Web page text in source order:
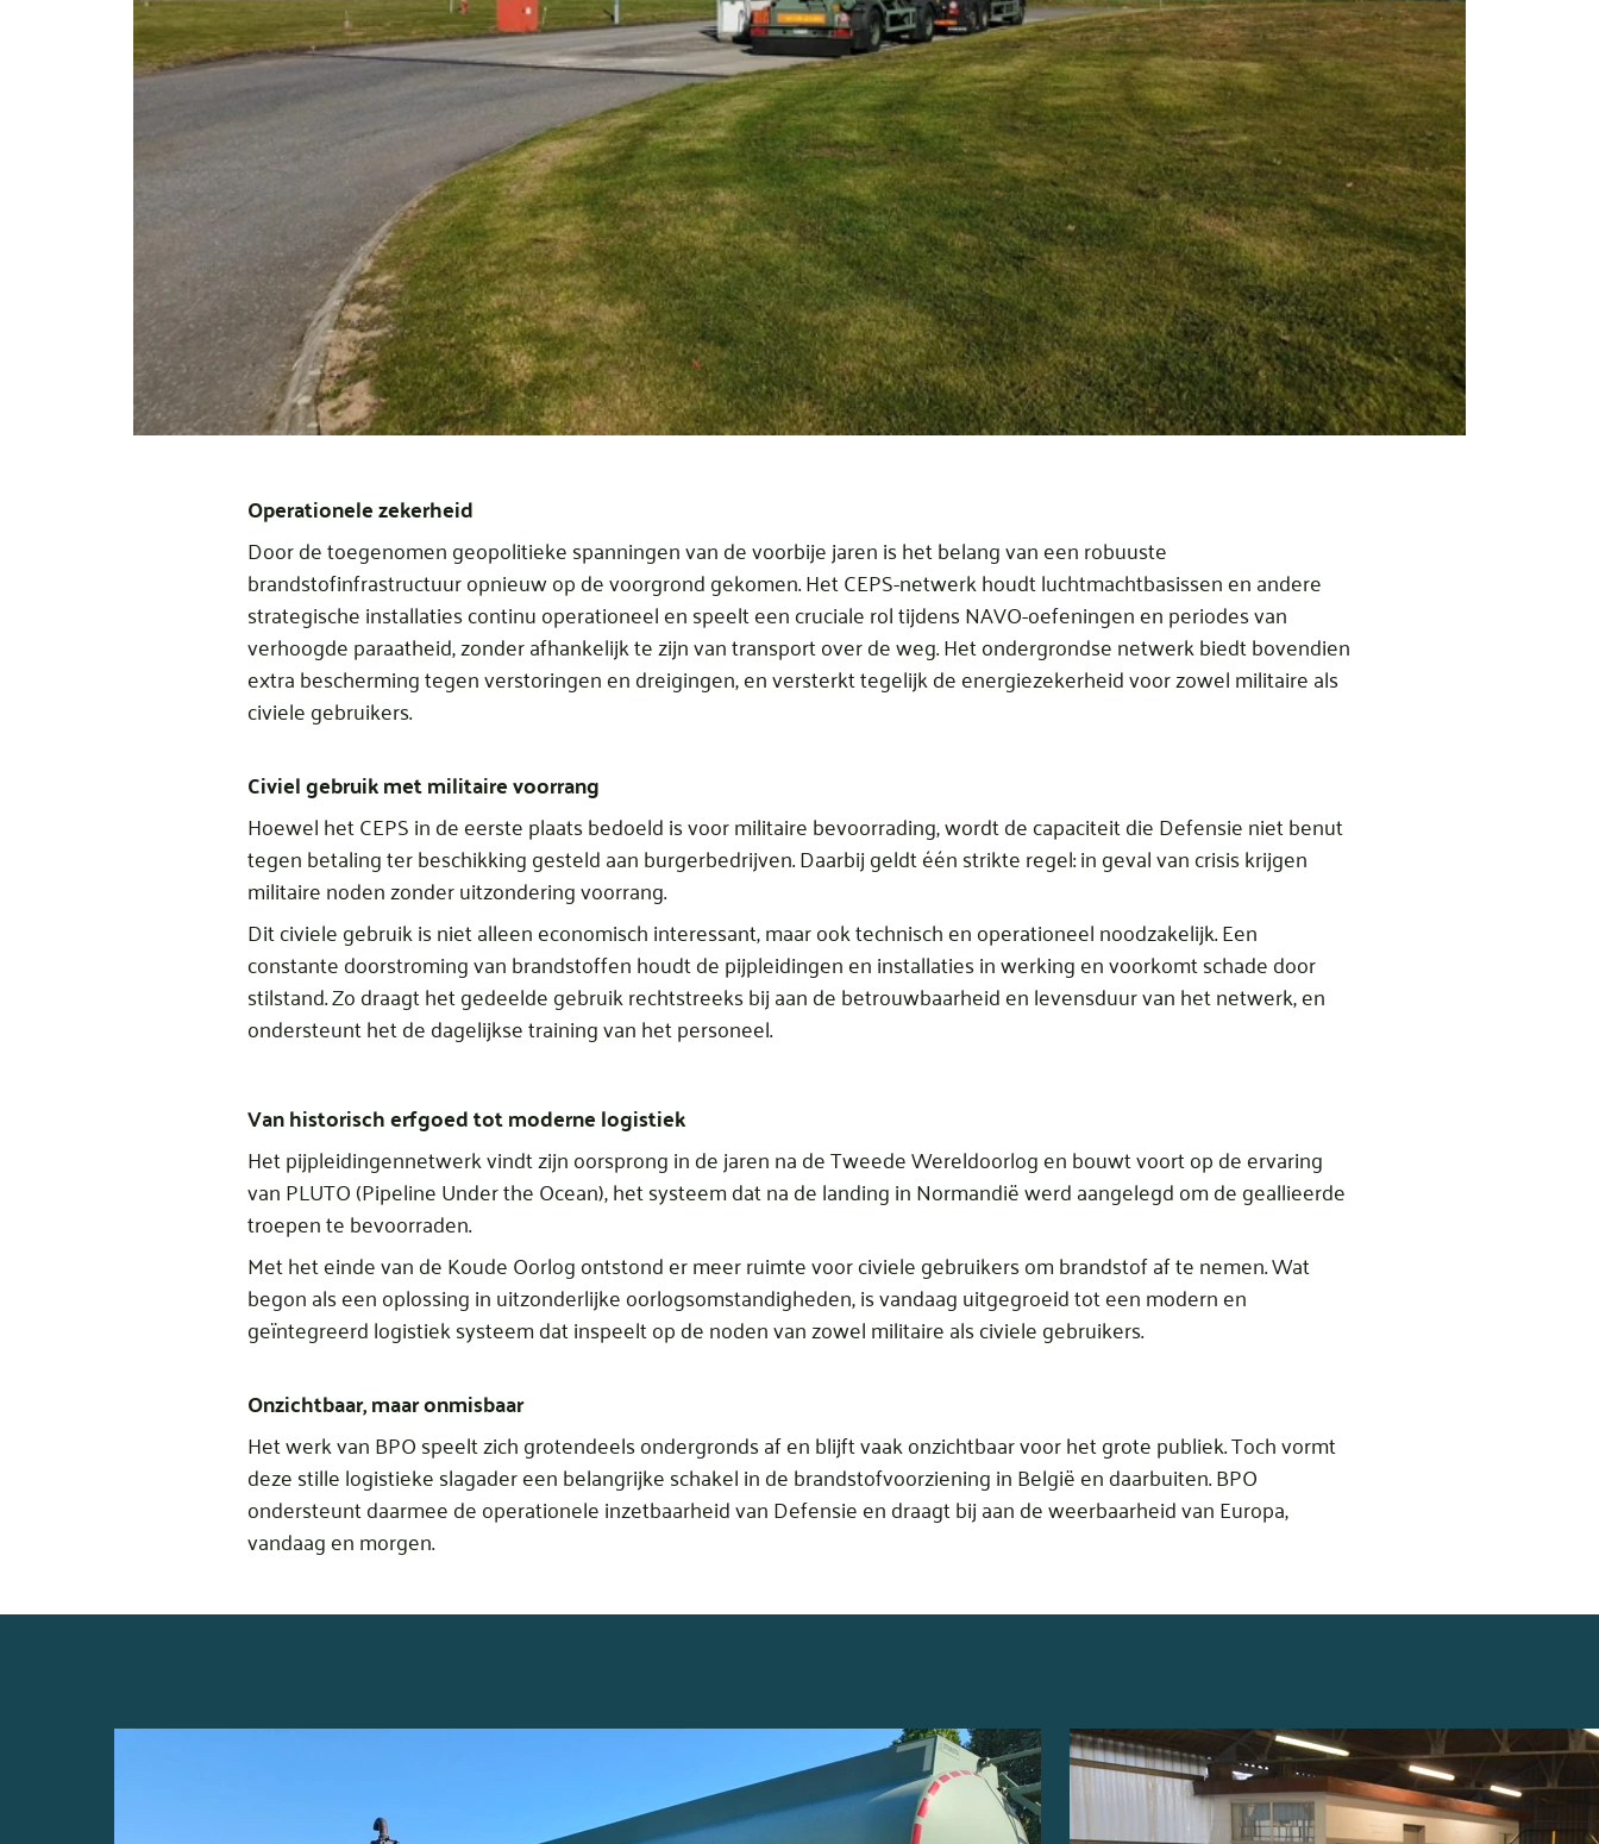
Operationele zekerheid
Door de toegenomen geopolitieke spanningen van de voorbije jaren is het belang van een robuuste
brandstofinfrastructuur opnieuw op de voorgrond gekomen. Het CEPS-netwerk houdt luchtmachtbasissen en andere
strategische installaties continu operationeel en speelt een cruciale rol tijdens NAVO-oefeningen en periodes van
verhoogde paraatheid, zonder afhankelijk te zijn van transport over de weg. Het ondergrondse netwerk biedt bovendien
extra bescherming tegen verstoringen en dreigingen, en versterkt tegelijk de energiezekerheid voor zowel militaire als
civiele gebruikers.
Civiel gebruik met militaire voorrang
Hoewel het CEPS in de eerste plaats bedoeld is voor militaire bevoorrading, wordt de capaciteit die Defensie niet benut
tegen betaling ter beschikking gesteld aan burgerbedrijven. Daarbij geldt één strikte regel: in geval van crisis krijgen
militaire noden zonder uitzondering voorrang.
Dit civiele gebruik is niet alleen economisch interessant, maar ook technisch en operationeel noodzakelijk. Een
constante doorstroming van brandstoffen houdt de pijpleidingen en installaties in werking en voorkomt schade door
stilstand. Zo draagt het gedeelde gebruik rechtstreeks bij aan de betrouwbaarheid en levensduur van het netwerk, en
ondersteunt het de dagelijkse training van het personeel.
Van historisch erfgoed tot moderne logistiek
Het pijpleidingennetwerk vindt zijn oorsprong in de jaren na de Tweede Wereldoorlog en bouwt voort op de ervaring
van PLUTO (Pipeline Under the Ocean), het systeem dat na de landing in Normandië werd aangelegd om de geallieerde
troepen te bevoorraden.
Met het einde van de Koude Oorlog ontstond er meer ruimte voor civiele gebruikers om brandstof af te nemen. Wat
begon als een oplossing in uitzonderlijke oorlogsomstandigheden, is vandaag uitgegroeid tot een modern en
geïntegreerd logistiek systeem dat inspeelt op de noden van zowel militaire als civiele gebruikers.
Onzichtbaar, maar onmisbaar
Het werk van BPO speelt zich grotendeels ondergronds af en blijft vaak onzichtbaar voor het grote publiek. Toch vormt
deze stille logistieke slagader een belangrijke schakel in de brandstofvoorziening in België en daarbuiten. BPO
ondersteunt daarmee de operationele inzetbaarheid van Defensie en draagt bij aan de weerbaarheid van Europa,
vandaag en morgen.